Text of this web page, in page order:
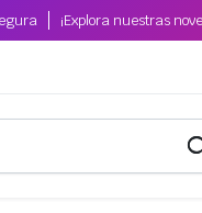
¡Explora nuestras